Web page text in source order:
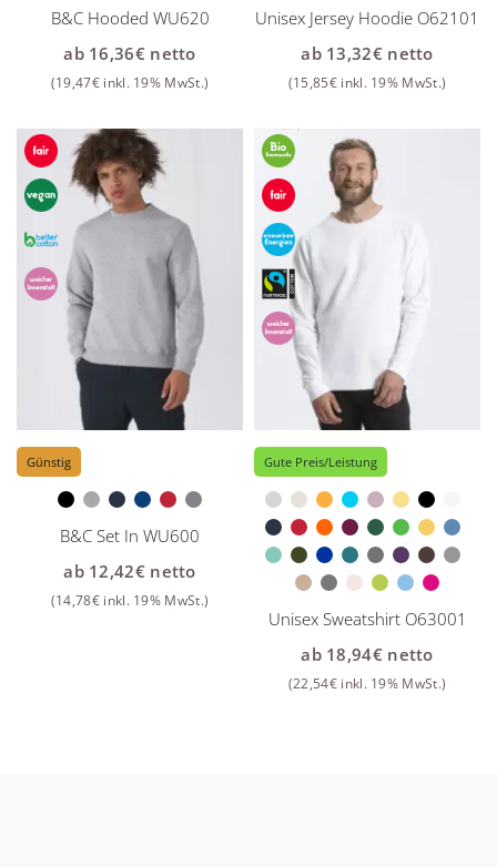
B&C Hooded WU620
ab 16,36€netto
(19,47€ inkl. 19% MwSt.)
Unisex Jersey Hoodie O62101
ab 13,32€netto
(15,85€ inkl. 19% MwSt.)
Günstig
B&C Set In WU600
ab 12,42€netto
(14,78€ inkl. 19% MwSt.)
Gute Preis/Leistung
Unisex Sweatshirt O63001
ab 18,94€netto
(22,54€ inkl. 19% MwSt.)